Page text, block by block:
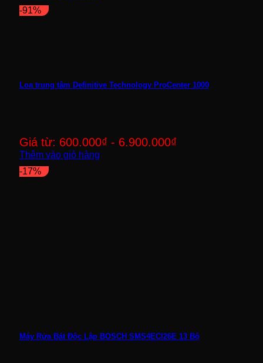
-91%
Loa trung tâm Definitive Technology ProCenter 1000
Giá từ: 600.000₫ - 6.900.000₫
Thêm vào giỏ hàng
-17%
Máy Rửa Bát Độc Lập BOSCH SMS4ECI26E 13 Bộ